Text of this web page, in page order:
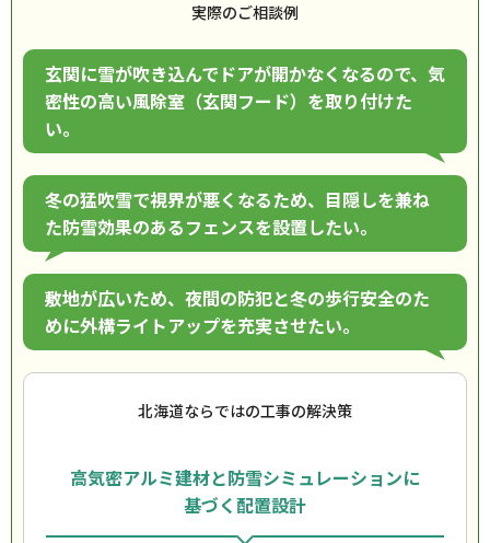
実際のご相談例
玄関に雪が吹き込んでドアが開かなくなるので、気
密性の高い風除室（玄関フード）を取り付けた
い。
冬の猛吹雪で視界が悪くなるため、目隠しを兼ね
た防雪効果のあるフェンスを設置したい。
敷地が広いため、夜間の防犯と冬の歩行安全のた
めに外構ライトアップを充実させたい。
北海道ならではの工事の解決策
高気密アルミ建材と防雪シミュレーションに
基づく配置設計